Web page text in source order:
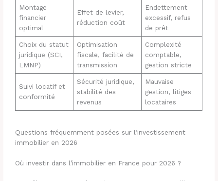
Montage
financier
optimal
Effet de levier,
réduction coût
Endettement
excessif, refus
de prêt
Choix du statut
juridique (SCI,
LMNP)
Optimisation
fiscale, facilité de
transmission
Complexité
comptable,
gestion stricte
Suivi locatif et
conformité
Sécurité juridique,
stabilité des
revenus
Mauvaise
gestion, litiges
locataires
Questions fréquemment posées sur l’investissement
immobilier en 2026
Où investir dans l’immobilier en France pour 2026 ?